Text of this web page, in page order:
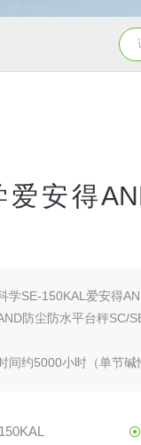
本进口sumitomo住友化
爱安得
学SE-150KAL爱安得
防尘防水平台秤SC/
间约5000小时（单节碱